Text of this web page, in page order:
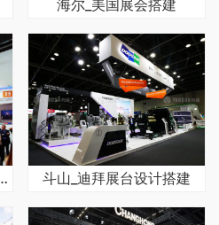
海尔_美国展会搭建
水平如何查看 斗山_迪拜展台设计搭建